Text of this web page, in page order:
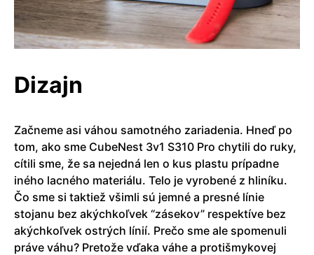
Dizajn
Začneme asi váhou samotného zariadenia. Hneď po
tom, ako sme CubeNest 3v1 S310 Pro chytili do ruky,
cítili sme, že sa nejedná len o kus plastu prípadne
iného lacného materiálu. Telo je vyrobené z hliníku.
Čo sme si taktiež všimli sú jemné a presné línie
stojanu bez akýchkoľvek “zásekov” respektíve bez
akýchkoľvek ostrých línií. Prečo sme ale spomenuli
práve váhu? Pretože vďaka váhe a protišmykovej